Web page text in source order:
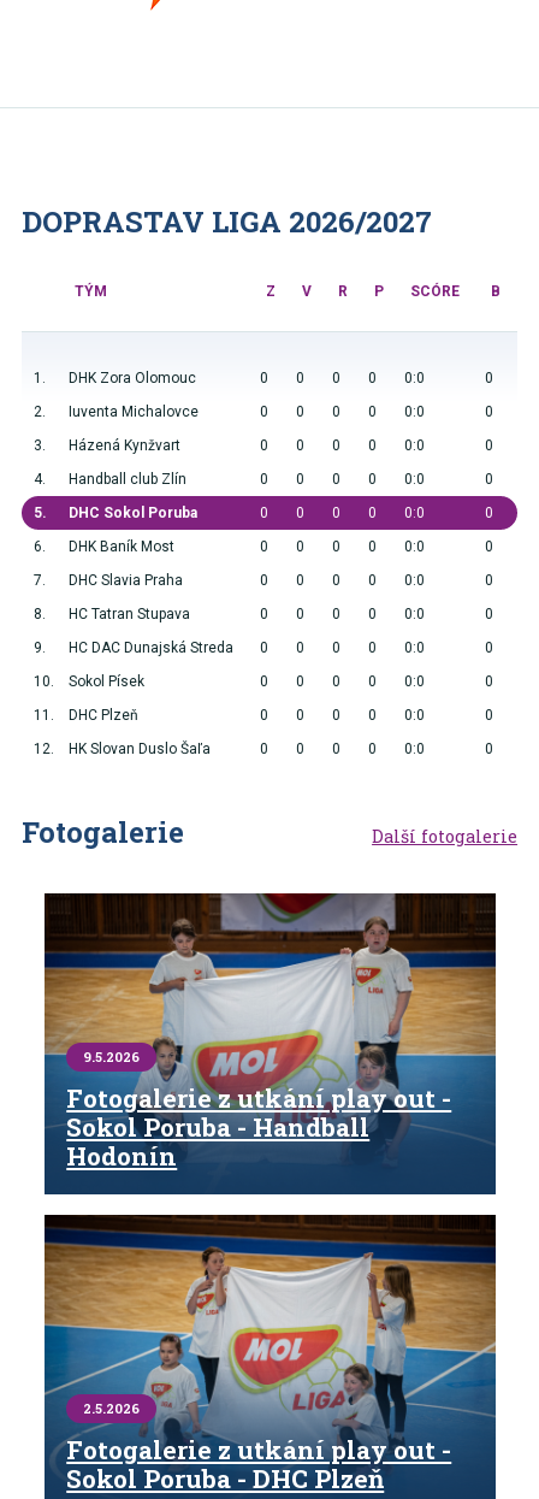
DOPRASTAV LIGA 2026/2027
TÝM Z V R P SCÓRE B
1. DHK Zora Olomouc 0 0 0 0 0:0
0
2.
Iuventa Michalovce 0 0 0 0 0:0
0
3.
Házená Kynžvart 0 0 0 0 0:0
0
4.
Handball club Zlín 0 0 0 0 0:0
0
5.
DHC Sokol Poruba 0 0 0 0 0:0
0
6.
DHK Baník Most 0 0 0 0 0:0
0
7.
DHC Slavia Praha 0 0 0 0 0:0
0
8.
HC Tatran Stupava 0 0 0 0 0:0
0
9.
HC DAC Dunajská Streda 0 0 0 0 0:0
0
10.
Sokol Písek 0 0 0 0 0:0
0
11.
DHC Plzeň 0 0 0 0 0:0
0
12.
HK Slovan Duslo Šaľa 0 0 0 0 0:0 0
Další fotogalerie
Fotogalerie
9.5.2026
Fotogalerie z utkání play out -
Sokol Poruba - Handball
Hodonín
2.5.2026
Fotogalerie z utkání play out -
Sokol Poruba - DHC Plzeň